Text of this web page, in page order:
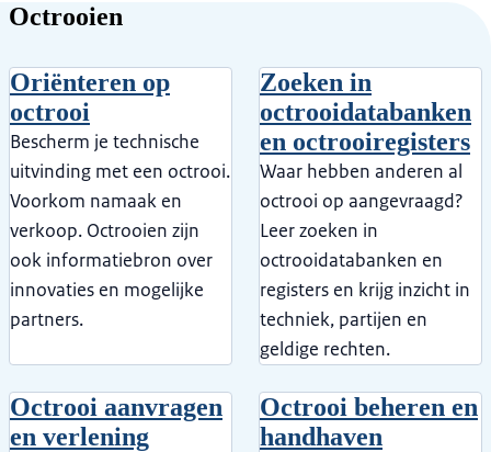
Octrooien
Oriënteren op
octrooi
Bescherm je technische
uitvinding met een octrooi.
Voorkom namaak en
verkoop. Octrooien zijn
ook informatiebron over
innovaties en mogelijke
partners.
Zoeken in
octrooidatabanken
en octrooiregisters
Waar hebben anderen al
octrooi op aangevraagd?
Leer zoeken in
octrooidatabanken en
registers en krijg inzicht in
techniek, partijen en
geldige rechten.
Octrooi aanvragen
en verlening
Octrooi beheren en
handhaven